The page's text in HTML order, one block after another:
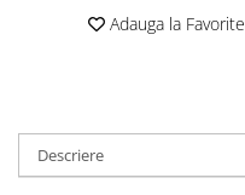
Adauga la Favorite
Descriere